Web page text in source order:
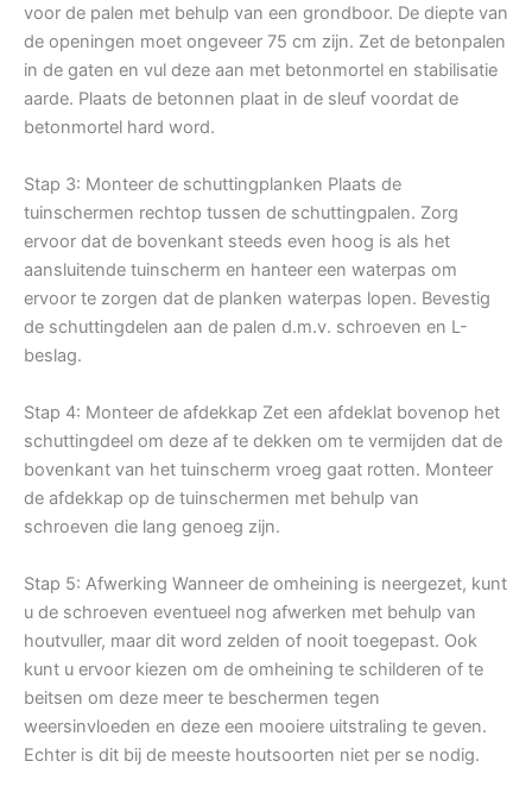
voor de palen met behulp van een grondboor. De diepte van
de openingen moet ongeveer 75 cm zijn. Zet de betonpalen
in de gaten en vul deze aan met betonmortel en stabilisatie
aarde. Plaats de betonnen plaat in de sleuf voordat de
betonmortel hard word.
Stap 3: Monteer de schuttingplanken Plaats de
tuinschermen rechtop tussen de schuttingpalen. Zorg
ervoor dat de bovenkant steeds even hoog is als het
aansluitende tuinscherm en hanteer een waterpas om
ervoor te zorgen dat de planken waterpas lopen. Bevestig
de schuttingdelen aan de palen d.m.v. schroeven en L-
beslag.
Stap 4: Monteer de afdekkap Zet een afdeklat bovenop het
schuttingdeel om deze af te dekken om te vermijden dat de
bovenkant van het tuinscherm vroeg gaat rotten. Monteer
de afdekkap op de tuinschermen met behulp van
schroeven die lang genoeg zijn.
Stap 5: Afwerking Wanneer de omheining is neergezet, kunt
u de schroeven eventueel nog afwerken met behulp van
houtvuller, maar dit word zelden of nooit toegepast. Ook
kunt u ervoor kiezen om de omheining te schilderen of te
beitsen om deze meer te beschermen tegen
weersinvloeden en deze een mooiere uitstraling te geven.
Echter is dit bij de meeste houtsoorten niet per se nodig.